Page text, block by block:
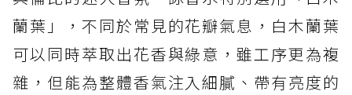
蘭葉」，不同於常見的花瓣氣息，白木蘭葉
可以同時萃取出花香與綠意，雖工序更為複
雜，但能為整體香氣注入細膩、帶有亮度的